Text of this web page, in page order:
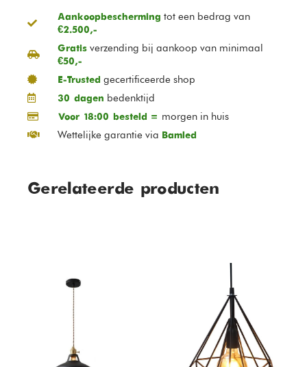
Aankoopbescherming tot een bedrag van
€2.500,-
Gratisverzending bij aankoop van minimaal
€50,-
E-Trusted gecertificeerde shop
30 dagen bedenktijd
Voor 18:00 besteld = morgen in huis
Wettelijke garantie via Bamled
Gerelateerde producten